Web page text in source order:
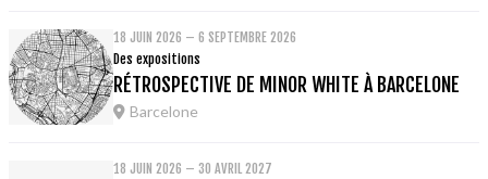
18 JUIN 2026 – 6 SEPTEMBRE 2026
Des expositions
RÉTROSPECTIVE DE MINOR WHITE À BARCELONE
Barcelone
18 JUIN 2026 – 30 AVRIL 2027